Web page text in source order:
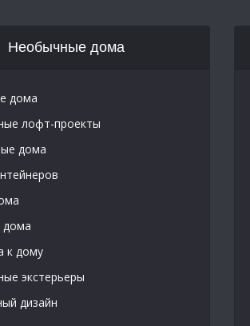
Необычные дома
дома
лофт-проекты
дома
дома
к дому
экстерьеры
дизайн